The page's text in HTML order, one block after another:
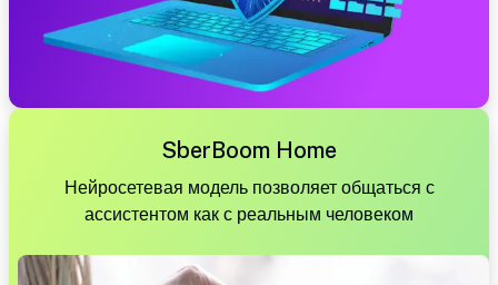
SberBoom Home
Нейросетевая модель позволяет общаться с
ассистентом как с реальным человеком